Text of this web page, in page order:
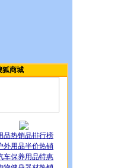
狐商城
品热销品排行榜
外用品半价热销
车保养用品特惠